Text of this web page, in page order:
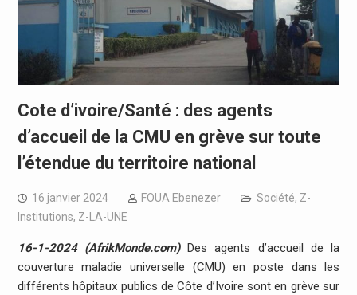
Cote d’ivoire/Santé : des agents
d’accueil de la CMU en grève sur toute
l’étendue du territoire national
16 janvier 2024 FOUA Ebenezer Société, Z-
Institutions, Z-LA-UNE
16-1-2024 (AfrikMonde.com)Des agents d’accueil de la
couverture maladie universelle (CMU) en poste dans les
différents hôpitaux publics de Côte d’Ivoire sont en grève sur